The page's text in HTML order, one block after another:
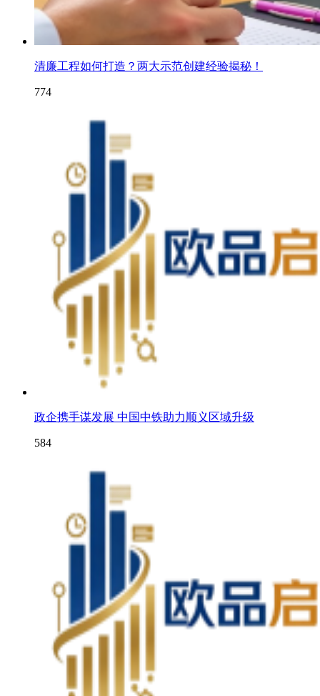
清廉工程如何打造？两大示范创建经验揭秘！
774
政企携手谋发展 中国中铁助力顺义区域升级
584